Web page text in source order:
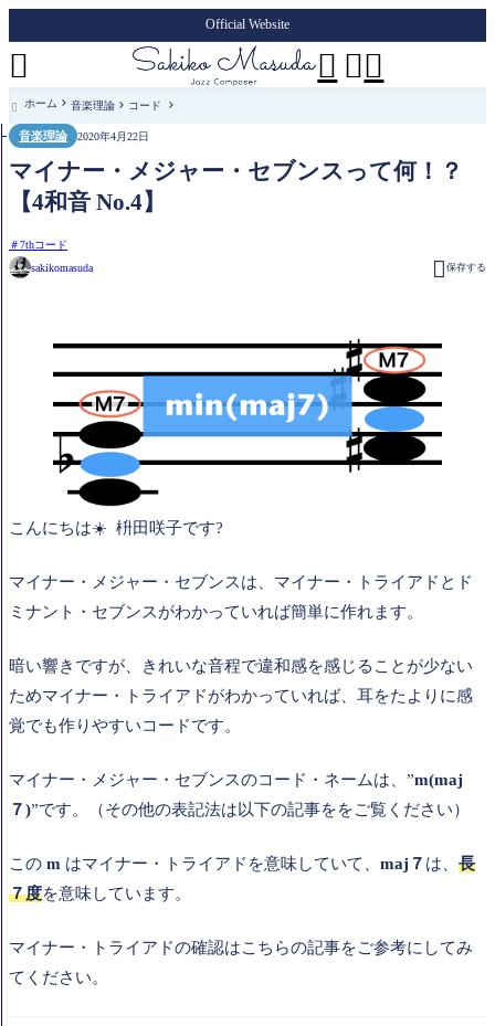
Official Website
 

 ホーム 音楽理論 コード
音楽理論 2020年4月22日
マイナー・メジャー・セブンスって何！？
【4和音 No.4】
7thコード
sakikomasuda
 保存する
こんにちは☀️ 枡田咲子です?
マイナー・メジャー・セブンスは、マイナー・トライアドとド
ミナント・セブンスがわかっていれば簡単に作れます。
暗い響きですが、きれいな音程で違和感を感じることが少ない
ためマイナー・トライアドがわかっていれば、耳をたよりに感
覚でも作りやすいコードです。
マイナー・メジャー・セブンスのコード・ネームは、”m(maj
７)”です。（その他の表記法は以下の記事ををご覧ください）
この m はマイナー・トライアドを意味していて、 maj７ は、 長
７度を意味しています。
マイナー・トライアドの確認はこちらの記事をご参考にしてみ
てください。